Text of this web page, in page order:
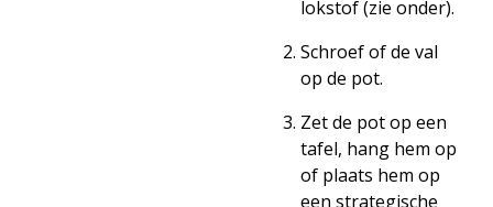
lokstof (zie onder).
Schroef of de val
op de pot.
Zet de pot op een
tafel, hang hem op
of plaats hem op
een strategische